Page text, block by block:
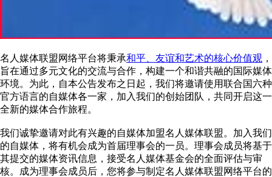
名人媒体联盟网络平台将秉承和平、友谊和艺术的核心价值观 ，
旨在通过多元文化的交流与合作，构建一个和谐共融的国际媒体
环境。为此，自本公告发布之日起，我们将邀请使用联合国六种
官方语言的自媒体各一家，加入我们的创始团队，共同开启这一
全新的媒体合作旅程。
我们诚挚邀请对此有兴趣的自媒体加盟名人媒体联盟。加入我们
的自媒体，将有机会成为首届理事会的一员。理事会成员将基于
其提交的媒体资讯信息，接受名人媒体基金会的全面评估与审
核。成为理事会成员后，您将参与制定名人媒体联盟网络平台的